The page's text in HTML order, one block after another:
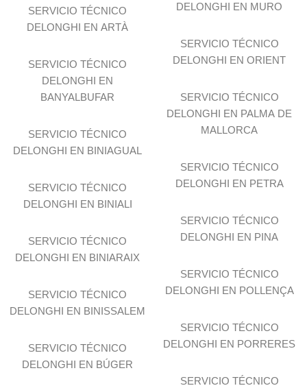
SERVICIO TÉCNICO
DELONGHI EN ARTÀ
SERVICIO TÉCNICO
DELONGHI EN
BANYALBUFAR
SERVICIO TÉCNICO
DELONGHI EN BINIAGUAL
SERVICIO TÉCNICO
DELONGHI EN BINIALI
SERVICIO TÉCNICO
DELONGHI EN BINIARAIX
SERVICIO TÉCNICO
DELONGHI EN BINISSALEM
SERVICIO TÉCNICO
DELONGHI EN BÚGER
DELONGHI EN MURO
SERVICIO TÉCNICO
DELONGHI EN ORIENT
SERVICIO TÉCNICO
DELONGHI EN PALMA DE
MALLORCA
SERVICIO TÉCNICO
DELONGHI EN PETRA
SERVICIO TÉCNICO
DELONGHI EN PINA
SERVICIO TÉCNICO
DELONGHI EN POLLENÇA
SERVICIO TÉCNICO
DELONGHI EN PORRERES
SERVICIO TÉCNICO